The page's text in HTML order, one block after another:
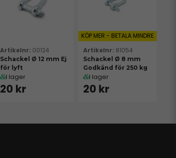
00124
Schackel Ø 12 mm Ej
för lyft
I lager
20 kr
KÖP MER - BETALA MINDRE
81054
Schackel Ø 8 mm
Godkänd för 250 kg
I lager
20 kr